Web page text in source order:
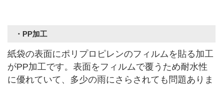
・PP加工
紙袋の表面にポリプロピレンのフィルムを貼る加工
がPP加工です。表面をフィルムで覆うため耐水性
に優れていて、多少の雨にさらされても問題ありま